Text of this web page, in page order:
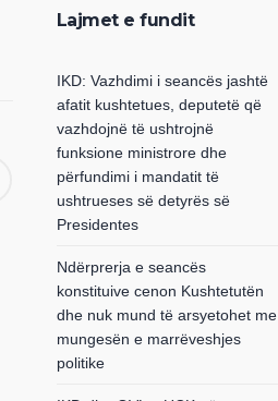
Lajmet e fundit
IKD: Vazhdimi i seancës jashtë
afatit kushtetues, deputetë që
vazhdojnë të ushtrojnë
funksione ministrore dhe
përfundimi i mandatit të
ushtrueses së detyrës së
Presidentes
Ndërprerja e seancës
konstituive cenon Kushtetutën
dhe nuk mund të arsyetohet me
mungesën e marrëveshjes
politike